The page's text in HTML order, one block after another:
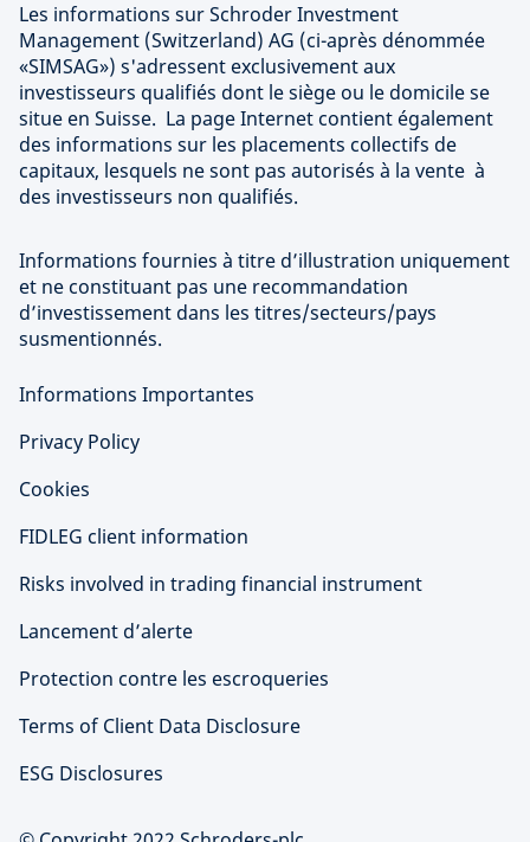
Les informations sur Schroder Investment
Management (Switzerland) AG (ci-après dénommée
«SIMSAG») s'adressent exclusivement aux
investisseurs qualifiés dont le siège ou le domicile se
situe en Suisse. La page Internet contient également
des informations sur les placements collectifs de
capitaux, lesquels ne sont pas autorisés à la vente à
des investisseurs non qualifiés.
Informations fournies à titre d’illustration uniquement
et ne constituant pas une recommandation
d’investissement dans les titres/secteurs/pays
susmentionnés.
Informations Importantes
Privacy Policy
Cookies
FIDLEG client information
Risks involved in trading financial instrument
Lancement d’alerte
Protection contre les escroqueries
Terms of Client Data Disclosure
ESG Disclosures